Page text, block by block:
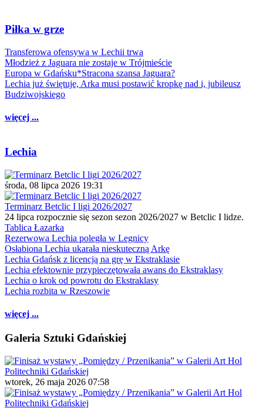
Piłka w grze
Transferowa ofensywa w Lechii trwa
Młodzież z Jaguara nie zostaje w Trójmieście
Europa w Gdańsku*Stracona szansa Jaguara?
Lechia już świętuje, Arka musi postawić kropkę nad i, jubileusz
Budziwojskiego
więcej ...
Lechia
środa, 08 lipca 2026 19:31
Terminarz Betclic I ligi 2026/2027
24 lipca rozpocznie się sezon sezon 2026/2027 w Betclic I lidze.
Tablica Łazarka
Rezerwowa Lechia poległa w Legnicy
Osłabiona Lechia ukarała nieskuteczną Arkę
Lechia Gdańsk z licencją na grę w Ekstraklasie
Lechia efektownie przypieczętowała awans do Ekstraklasy
Lechia o krok od powrotu do Ekstraklasy
Lechia rozbita w Rzeszowie
więcej ...
Galeria Sztuki Gdańskiej
wtorek, 26 maja 2026 07:58